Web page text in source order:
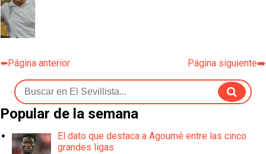
⬅️Página anterior Página siguiente➡️
Popular de la semana
El dato que destaca a Agoumé entre las cinco
grandes ligas